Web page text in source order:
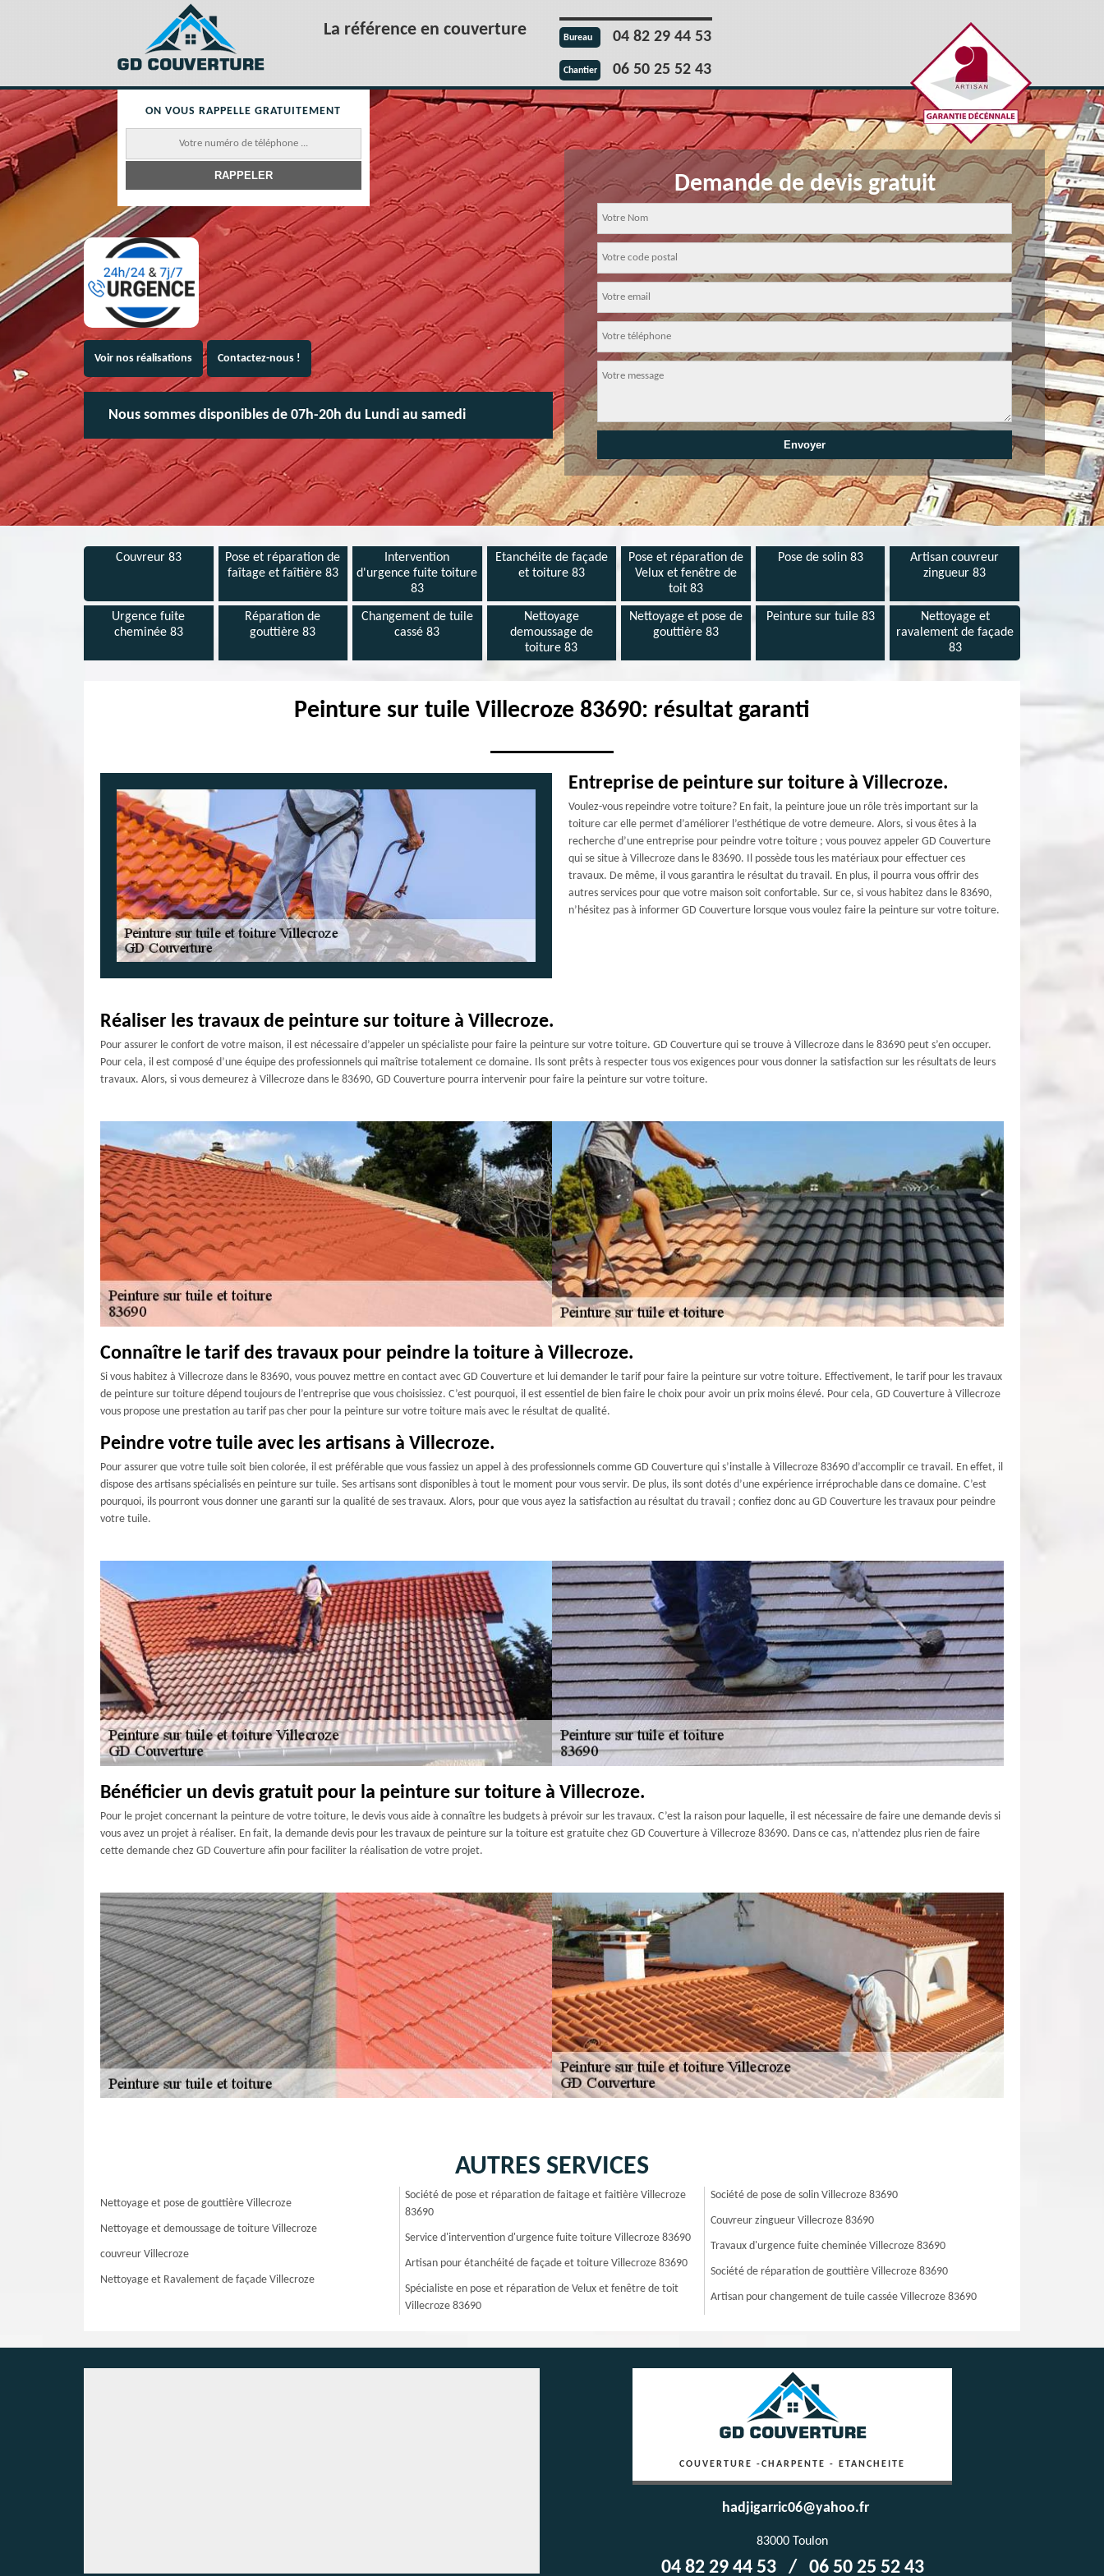
La référence en couverture Bureau 04 82 29 44 53
Chantier 06 50 25 52 43
Voir nos réalisations Contactez-nous !
Nous sommes disponibles de 07h-20h du Lundi au samedi
Demande de devis gratuit
ON VOUS RAPPELLE GRATUITEMENT
Couvreur 83
Pose et réparation de
faîtage et faîtière 83
Intervention
d'urgence fuite toiture
83
Etanchéite de façade
et toiture 83
Pose et réparation de
Velux et fenêtre de
toit 83
Pose de solin 83
Artisan couvreur
zingueur 83
Urgence fuite
cheminée 83
Réparation de
gouttière 83
Changement de tuile
cassé 83
Nettoyage
demoussage de
toiture 83
Nettoyage et pose de
gouttière 83
Peinture sur tuile 83
Nettoyage et
ravalement de façade
83
Peinture sur tuile Villecroze 83690: résultat garanti
Entreprise de peinture sur toiture à Villecroze.
Voulez-vous repeindre votre toiture? En fait, la peinture joue un rôle très important sur la
toiture car elle permet d’améliorer l’esthétique de votre demeure. Alors, si vous êtes à la
recherche d’une entreprise pour peindre votre toiture ; vous pouvez appeler GD Couverture
qui se situe à Villecroze dans le 83690. Il possède tous les matériaux pour effectuer ces
travaux. De même, il vous garantira le résultat du travail. En plus, il pourra vous offrir des
autres services pour que votre maison soit confortable. Sur ce, si vous habitez dans le 83690,
n’hésitez pas à informer GD Couverture lorsque vous voulez faire la peinture sur votre toiture.
Réaliser les travaux de peinture sur toiture à Villecroze.
Pour assurer le confort de votre maison, il est nécessaire d’appeler un spécialiste pour faire la peinture sur votre toiture. GD Couverture qui se trouve à Villecroze dans le 83690 peut s’en occuper.
Pour cela, il est composé d’une équipe des professionnels qui maîtrise totalement ce domaine. Ils sont prêts à respecter tous vos exigences pour vous donner la satisfaction sur les résultats de leurs
travaux. Alors, si vous demeurez à Villecroze dans le 83690, GD Couverture pourra intervenir pour faire la peinture sur votre toiture.
Connaître le tarif des travaux pour peindre la toiture à Villecroze.
Si vous habitez à Villecroze dans le 83690, vous pouvez mettre en contact avec GD Couverture et lui demander le tarif pour faire la peinture sur votre toiture. Effectivement, le tarif pour les travaux
de peinture sur toiture dépend toujours de l’entreprise que vous choisissiez. C’est pourquoi, il est essentiel de bien faire le choix pour avoir un prix moins élevé. Pour cela, GD Couverture à Villecroze
vous propose une prestation au tarif pas cher pour la peinture sur votre toiture mais avec le résultat de qualité.
Peindre votre tuile avec les artisans à Villecroze.
Pour assurer que votre tuile soit bien colorée, il est préférable que vous fassiez un appel à des professionnels comme GD Couverture qui s’installe à Villecroze 83690 d’accomplir ce travail. En effet, il
dispose des artisans spécialisés en peinture sur tuile. Ses artisans sont disponibles à tout le moment pour vous servir. De plus, ils sont dotés d’une expérience irréprochable dans ce domaine. C’est
pourquoi, ils pourront vous donner une garanti sur la qualité de ses travaux. Alors, pour que vous ayez la satisfaction au résultat du travail ; confiez donc au GD Couverture les travaux pour peindre
votre tuile.
Bénéficier un devis gratuit pour la peinture sur toiture à Villecroze.
Pour le projet concernant la peinture de votre toiture, le devis vous aide à connaître les budgets à prévoir sur les travaux. C’est la raison pour laquelle, il est nécessaire de faire une demande devis si
vous avez un projet à réaliser. En fait, la demande devis pour les travaux de peinture sur la toiture est gratuite chez GD Couverture à Villecroze 83690. Dans ce cas, n’attendez plus rien de faire
cette demande chez GD Couverture afin pour faciliter la réalisation de votre projet.
AUTRES SERVICES
Nettoyage et pose de gouttière Villecroze
Nettoyage et demoussage de toiture Villecroze
couvreur Villecroze
Nettoyage et Ravalement de façade Villecroze
Société de pose et réparation de faitage et faitière Villecroze
83690
Service d'intervention d'urgence fuite toiture Villecroze 83690
Artisan pour étanchéité de façade et toiture Villecroze 83690
Spécialiste en pose et réparation de Velux et fenêtre de toit
Villecroze 83690
Société de pose de solin Villecroze 83690
Couvreur zingueur Villecroze 83690
Travaux d'urgence fuite cheminée Villecroze 83690
Société de réparation de gouttière Villecroze 83690
Artisan pour changement de tuile cassée Villecroze 83690
COUVERTURE -CHARPENTE - ETANCHEITE
hadjigarric06@yahoo.fr
83000 Toulon
04 82 29 44 53 / 06 50 25 52 43